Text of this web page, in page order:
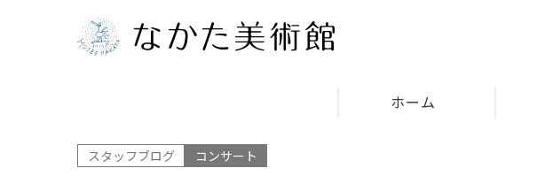
ホーム
スタッフブログ コンサート